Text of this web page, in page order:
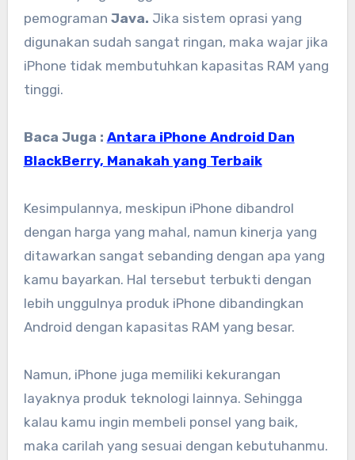
pemograman Java. Jika sistem oprasi yang
digunakan sudah sangat ringan, maka wajar jika
iPhone tidak membutuhkan kapasitas RAM yang
tinggi.
Baca Juga : Antara iPhone Android Dan
BlackBerry, Manakah yang Terbaik
Kesimpulannya, meskipun iPhone dibandrol
dengan harga yang mahal, namun kinerja yang
ditawarkan sangat sebanding dengan apa yang
kamu bayarkan. Hal tersebut terbukti dengan
lebih unggulnya produk iPhone dibandingkan
Android dengan kapasitas RAM yang besar.
Namun, iPhone juga memiliki kekurangan
layaknya produk teknologi lainnya. Sehingga
kalau kamu ingin membeli ponsel yang baik,
maka carilah yang sesuai dengan kebutuhanmu.